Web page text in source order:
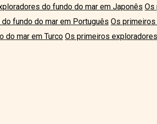
do fundo do mar em Japonês Os
fundo do mar em Português Os
do mar em Turco Os primeiros